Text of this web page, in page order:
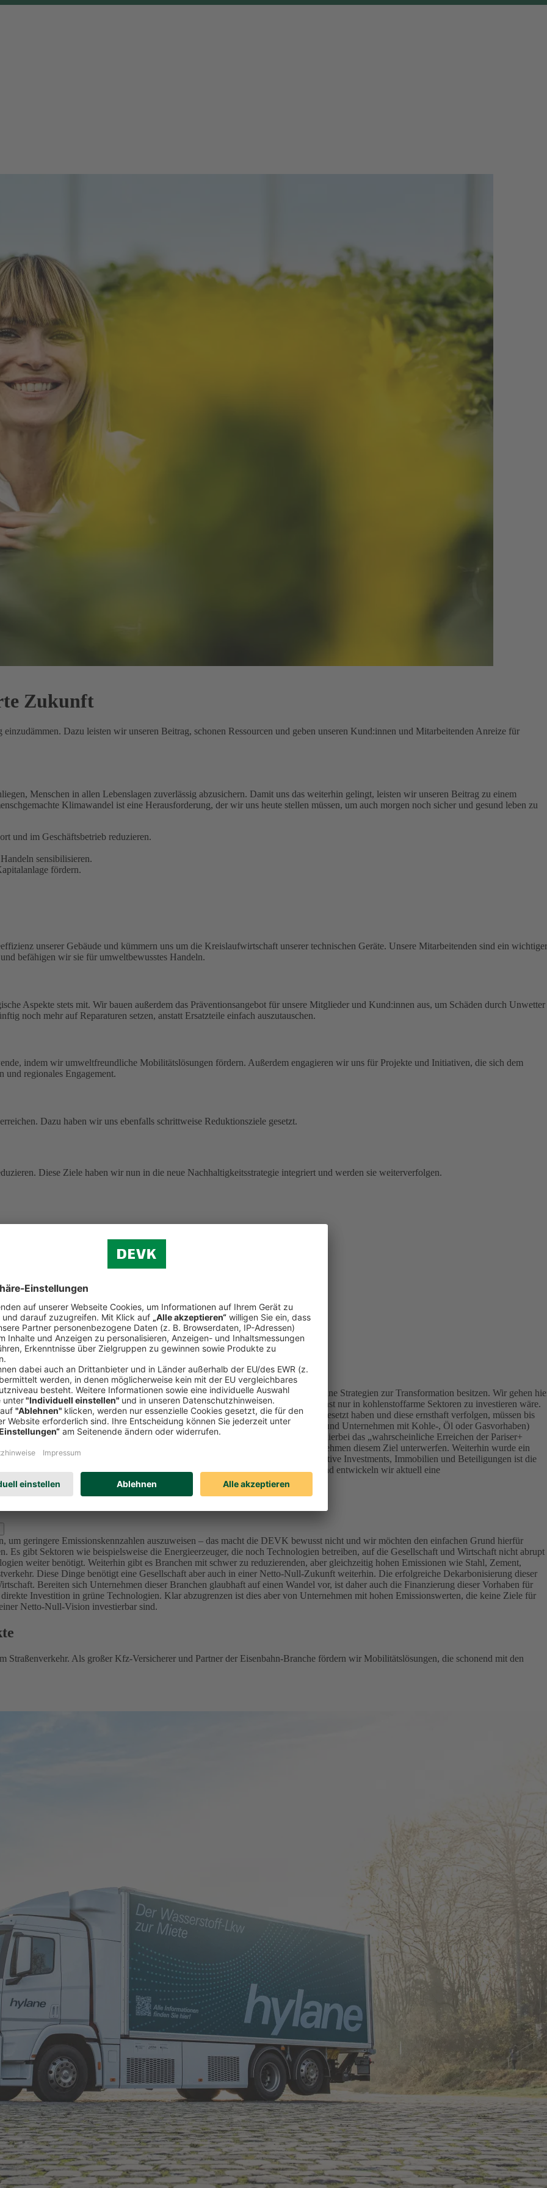
Zukunft
Dazu leisten wir unseren Beitrag, schonen Ressourcen und geben unseren Kund:innen und Mitarbeitenden Anreize für
Menschen in allen Lebenslagen zuverlässig abzusichern. Damit uns das weiterhin gelingt, leisten wir unseren Beitrag zu einem
Klimawandel ist eine Herausforderung, der wir uns heute stellen müssen, um auch morgen noch sicher und gesund leben zu
und im Geschäftsbetrieb reduzieren.
sensibilisieren.
fördern.
unserer Gebäude und kümmern uns um die Kreislaufwirtschaft unserer technischen Geräte. Unsere Mitarbeitenden sind ein wichtiger
befähigen wir sie für umweltbewusstes Handeln.
Aspekte stets mit. Wir bauen außerdem das Präventionsangebot für unsere Mitglieder und Kund:innen aus, um Schäden durch Unwetter
noch mehr auf Reparaturen setzen, anstatt Ersatzteile einfach auszutauschen.
indem wir umweltfreundliche Mobilitätslösungen fördern. Außerdem engagieren wir uns für Projekte und Initiativen, die sich dem
und regionales Engagement.
Dazu haben wir uns ebenfalls schrittweise Reduktionsziele gesetzt.
Diese Ziele haben wir nun in die neue Nachhaltigkeitsstrategie integriert und werden sie weiterverfolgen.
Pandemie-Effekte.
in Unternehmen (Aktien und Unternehmensanleihen) reduziert, die keine Strategien zur Transformation besitzen. Wir gehen
bewerten und nicht nur Emissionswerte zu betrachten, da in der Konsequenz sonst nur in kohlenstoffarme Sektoren zu investieren wäre.
sich ambitionierte Ziele im Einklang mit den internationalen Klimazielen gesetzt haben und diese ernsthaft verfolgen, müssen bis
Unternehmen bzw. Projekte (u.a. Sektoren Utilities, Materials, Energy und Unternehmen mit Kohle-, Öl oder Gasvorhaben)
an die Ziele – die von der Ratingagentur ISS ESG überprüft werden – ist hierbei das „wahrscheinliche Erreichen der Pariser+
dieses Portfolio der DEVK bis 2050 festgelegt, da sich alle investierten Unternehmen diesem Ziel unterwerfen. Weiterhin wurde ein
bis 2040 in den Kapitalanlagen festgelegt.
Für die Assetklassen Alternative Investments, Immobilien und Beteiligungen ist die
der wir uns in den nächsten Jahren stellen. Für den Immobiliendirektbestand entwickeln wir aktuell eine
ausschließen?
um geringere Emissionskennzahlen auszuweisen – das macht die DEVK bewusst nicht und wir möchten den einfachen Grund hierfür
Es gibt Sektoren wie beispielsweise die Energieerzeuger, die noch Technologien betreiben, auf die Gesellschaft und Wirtschaft nicht abrupt
weiter benötigt. Weiterhin gibt es Branchen mit schwer zu reduzierenden, aber gleichzeitig hohen Emissionen wie Stahl, Zement,
Diese Dinge benötigt eine Gesellschaft aber auch in einer Netto-Null-Zukunft weiterhin. Die erfolgreiche Dekarbonisierung dieser
Bereiten sich Unternehmen dieser Branchen glaubhaft auf einen Wandel vor, ist daher auch die Finanzierung dieser Vorhaben für
Investition in grüne Technologien. Klar abzugrenzen ist dies aber von Unternehmen mit hohen Emissionswerten, die keine Ziele für
Netto-Null-Vision investierbar sind.
Straßenverkehr. Als großer Kfz-Versicherer und Partner der Eisenbahn-Branche fördern wir Mobilitätslösungen, die schonend mit den